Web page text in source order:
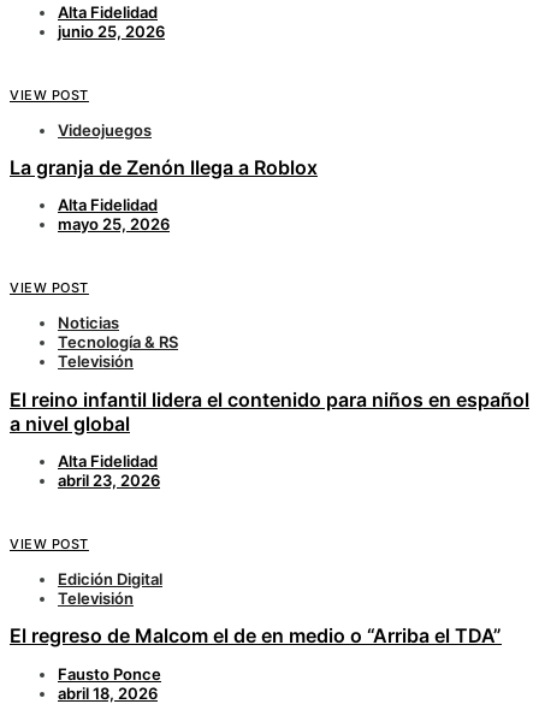
Alta Fidelidad
junio 25, 2026
VIEW POST
Videojuegos
La granja de Zenón llega a Roblox
Alta Fidelidad
mayo 25, 2026
VIEW POST
Noticias
Tecnología & RS
Televisión
El reino infantil lidera el contenido para niños en español
a nivel global
Alta Fidelidad
abril 23, 2026
VIEW POST
Edición Digital
Televisión
El regreso de Malcom el de en medio o “Arriba el TDA”
Fausto Ponce
abril 18, 2026